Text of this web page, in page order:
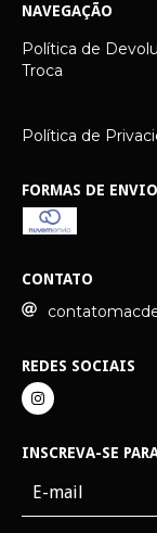
NAVEGAÇÃO
Política de
Troca
Política de
FORMAS DE ENVIO
CONTATO
REDES SOCIAIS
INSCREVA-SE